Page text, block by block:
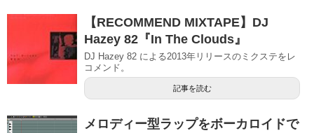
【RECOMMEND MIXTAPE】DJ
Hazey 82『In The Clouds』
DJ Hazey 82 による2013年リリースのミクステをレ
コメンド。
記事を読む
メロディー型ラップをボーカロイドで